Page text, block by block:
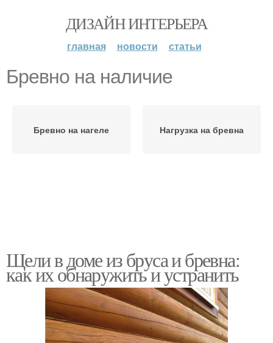
ДИЗАЙН ИНТЕРЬЕРА
главная новости статьи
Бревно на наличие
Бревно на нагеле Нагрузка на бревна
Щели в доме из бруса и бревна:
как их обнаружить и устранить